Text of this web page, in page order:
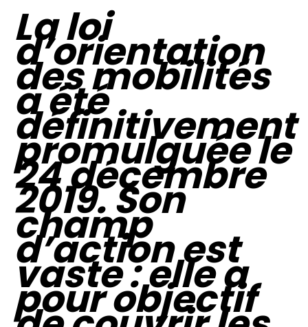
La loi
d’orientation
des mobilités
a été
définitivement
promulguée le
24 décembre
2019. Son
champ
d’action est
vaste : elle a
pour objectif